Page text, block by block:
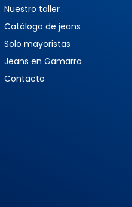
Nuestro taller
Catálogo de jeans
Solo mayoristas
Jeans en Gamarra
Contacto